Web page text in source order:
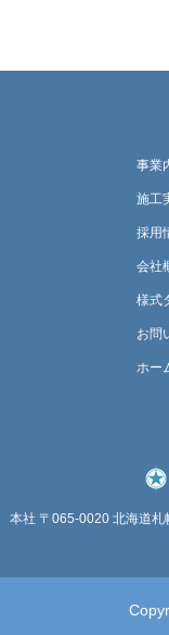
事業
施工
採用
会社
様式
お問
ホー
本社 〒065-0020 北海道